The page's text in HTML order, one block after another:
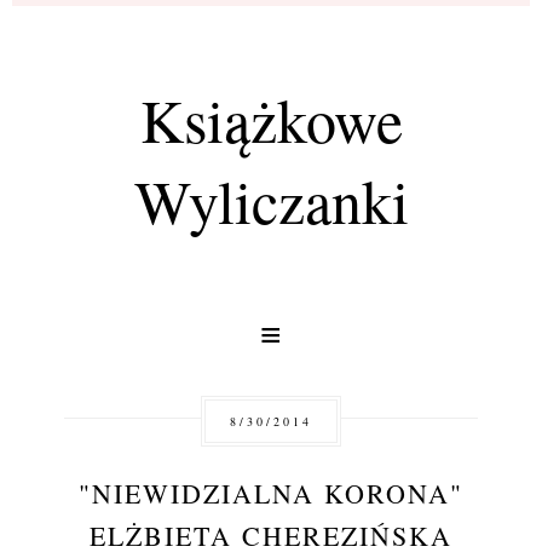
Książkowe
Wyliczanki
≡
8/30/2014
"NIEWIDZIALNA KORONA"
ELŻBIETA CHEREZIŃSKA